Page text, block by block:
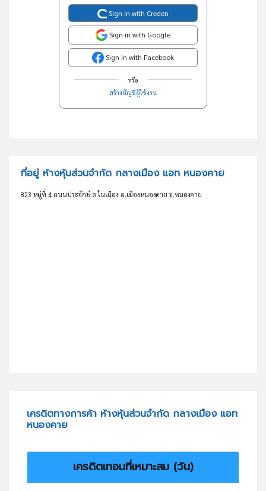
Sign in with Creden
Sign in with Google
Sign in with Facebook
หรือ
สร้างบัญชีผู้ใช้งาน
ที่อยู่ ห้างหุ้นส่วนจำกัด กลางเมือง แอท หนองคาย
823 หมู่ที่ 4 ถนนประจักษ์ ต.ในเมือง อ.เมืองหนองคาย จ.หนองคาย
เครดิตทางการค้า ห้างหุ้นส่วนจำกัด กลางเมือง แอท
หนองคาย
เครดิตเทอมที่เหมาะสม (วัน)